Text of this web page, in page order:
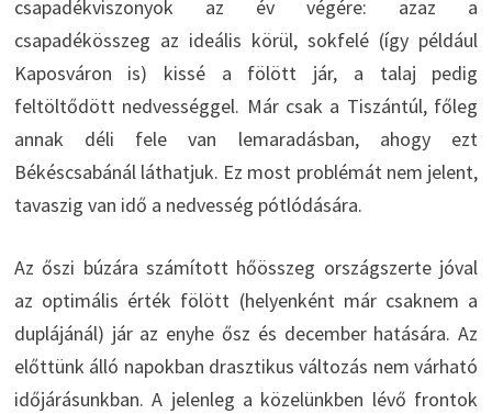
csapadékviszonyok az év végére: azaz a
csapadékösszeg az ideális körül, sokfelé (így például
Kaposváron is) kissé a fölött jár, a talaj pedig
feltöltődött nedvességgel. Már csak a Tiszántúl, főleg
annak déli fele van lemaradásban, ahogy ezt
Békéscsabánál láthatjuk. Ez most problémát nem jelent,
tavaszig van idő a nedvesség pótlódására.
Az őszi búzára számított hőösszeg országszerte jóval
az optimális érték fölött (helyenként már csaknem a
duplájánál) jár az enyhe ősz és december hatására. Az
előttünk álló napokban drasztikus változás nem várható
időjárásunkban. A jelenleg a közelünkben lévő frontok